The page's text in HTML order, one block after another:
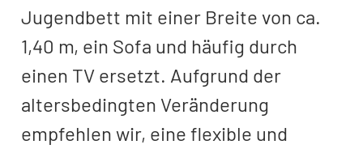
Jugendbett mit einer Breite von ca.
1,40 m, ein Sofa und häufig durch
einen TV ersetzt. Aufgrund der
altersbedingten Veränderung
empfehlen wir, eine flexible und